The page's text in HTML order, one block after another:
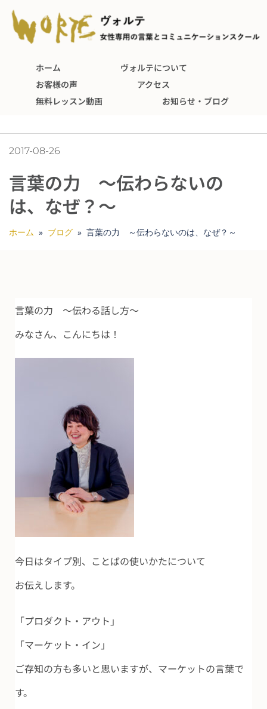
ホーム
ヴォルテについて
お客様の声
アクセス
無料レッスン動画
お知らせ・ブログ
2017-08-26
言葉の力 ～伝わらないの
は、なぜ？～
ホーム » ブログ » 言葉の力 ～伝わらないのは、なぜ？～
言葉の力 ～伝わる話し方～
みなさん、こんにちは！
今日はタイプ別、ことばの使いかたについて
お伝えします。
「プロダクト・アウト」
「マーケット・イン」
ご存知の方も多いと思いますが、マーケットの言葉で
す。